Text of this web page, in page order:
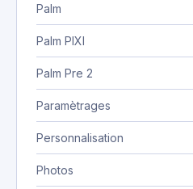
Palm
Palm PIXI
Palm Pre 2
Paramètrages
Personnalisation
Photos